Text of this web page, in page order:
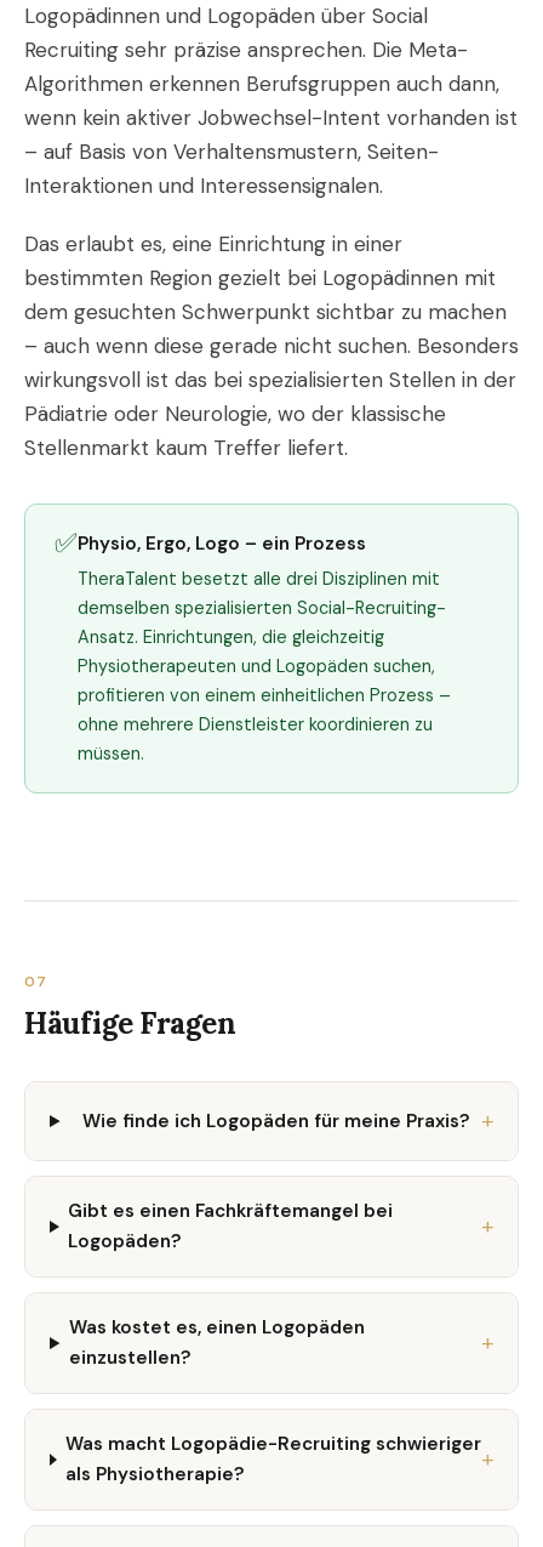
Logopädinnen und Logopäden über Social
Recruiting sehr präzise ansprechen. Die Meta-
Algorithmen erkennen Berufsgruppen auch dann,
wenn kein aktiver Jobwechsel-Intent vorhanden ist
– auf Basis von Verhaltensmustern, Seiten-
Interaktionen und Interessensignalen.
Das erlaubt es, eine Einrichtung in einer
bestimmten Region gezielt bei Logopädinnen mit
dem gesuchten Schwerpunkt sichtbar zu machen
– auch wenn diese gerade nicht suchen. Besonders
wirkungsvoll ist das bei spezialisierten Stellen in der
Pädiatrie oder Neurologie, wo der klassische
Stellenmarkt kaum Treffer liefert.
✅Physio, Ergo, Logo – ein Prozess
TheraTalent besetzt alle drei Disziplinen mit
demselben spezialisierten Social-Recruiting-
Ansatz. Einrichtungen, die gleichzeitig
Physiotherapeuten und Logopäden suchen,
profitieren von einem einheitlichen Prozess –
ohne mehrere Dienstleister koordinieren zu
müssen.
07
Häufige Fragen
Wie finde ich Logopäden für meine Praxis?
Gibt es einen Fachkräftemangel bei
Logopäden?
Was kostet es, einen Logopäden
einzustellen?
Was macht Logopädie-Recruiting schwieriger
als Physiotherapie?